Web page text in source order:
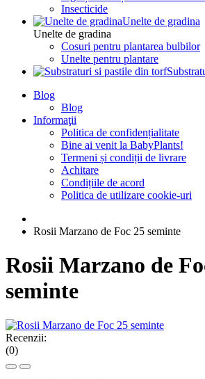
Insecticide
Unelte de gradina
Unelte de gradina
Cosuri pentru plantarea bulbilor
Unelte pentru plantare
Blog
Blog
Informaţii
Politica de confidențialitate
Bine ai venit la BabyPlants!
Termeni și condiții de livrare
Achitare
Condițiile de acord
Politica de utilizare cookie-uri
Rosii Marzano de Foc 25 seminte
Rosii Marzano de
seminte
Recenzii:
(0)